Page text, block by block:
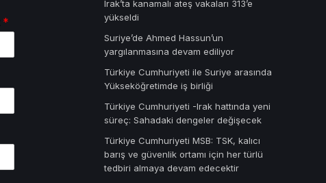
*
Irak’ta kanamalı ateş vakaları 313’e
yükseldi
Suriye’de Ahmed Hassun’un
yargılanmasına devam ediliyor
Türkiye Cumhuriyeti ile Suriye arasında
Yükseköğretimde iş birliği
Türkiye Cumhuriyeti -Irak hattında yeni
süreç: Sahadaki dengeler değişecek
Türkiye Cumhuriyeti MSB: TSK, kalıcı
barış ve güvenlik ortamı için her türlü
tedbiri almaya devam edecektir